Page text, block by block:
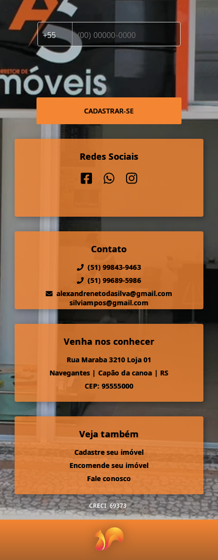
CADASTRAR-SE
Redes Sociais
Contato
(51) 99843-9463
(51) 99689-5986
alexandrenetodasilva@gmail.com
silviampos@gmail.com
Venha nos conhecer
Rua Maraba 3210 Loja 01
Navegantes | Capão da canoa | RS
CEP: 95555000
Veja também
Cadastre seu imóvel
Encomende seu imóvel
Fale conosco
CRECI 69373